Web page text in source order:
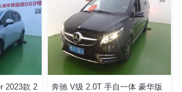
2023款 2
奔驰 V级 2.0T 手自一体 豪华版